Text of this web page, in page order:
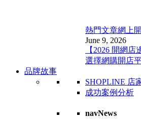
熱門文章網上
June 9, 2026
【2026 開網
選擇網購開店
品牌故事
SHOPLINE 店
成功案例分析
navNews